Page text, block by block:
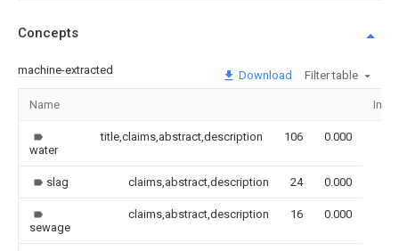
Concepts
machine-extracted Download Filter table
Name
water
title,claims,abstract,description 106 0.000
slag claims,abstract,description 24 0.000
sewage
claims,abstract,description 16 0.000